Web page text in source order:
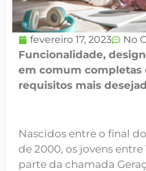
fevereiro 17, 2023 No
Funcionalidade,
em comum completas
requisitos mais
Nascidos entre o final
de 2000, os jovens entre
parte da chamada